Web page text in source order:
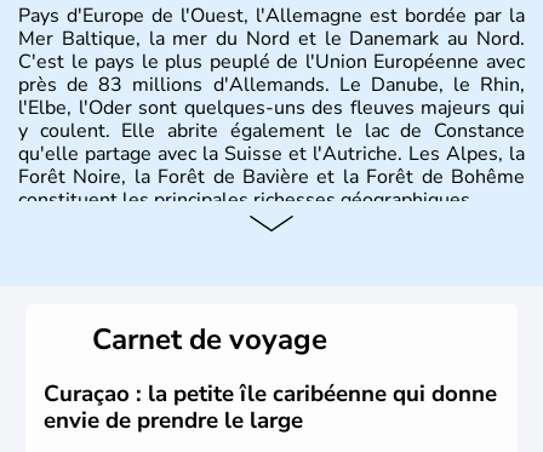
Pays d'Europe de l'Ouest, l'Allemagne est bordée par la
Mer Baltique, la mer du Nord et le Danemark au Nord.
C'est le pays le plus peuplé de l'Union Européenne avec
près de 83 millions d'Allemands. Le Danube, le Rhin,
l'Elbe, l'Oder sont quelques-uns des fleuves majeurs qui
y coulent. Elle abrite également le lac de Constance
qu'elle partage avec la Suisse et l'Autriche. Les Alpes, la
Forêt Noire, la Forêt de Bavière et la Forêt de Bohême
constituent les principales richesses géographiques.
lesquelles bénéficient d'une grande autonomie. Le pays
peut se targuer de grands noms qu'il a vu naître dans tous
les domaines, des arts à la politique en passant par la
philosophie. Hertz, Gutenberg, Heidegger, Thomas Mann,
Herman Hesse ou bien Hegel en font partie.
Carnet de voyage
Curaçao : la petite île caribéenne qui donne
envie de prendre le large